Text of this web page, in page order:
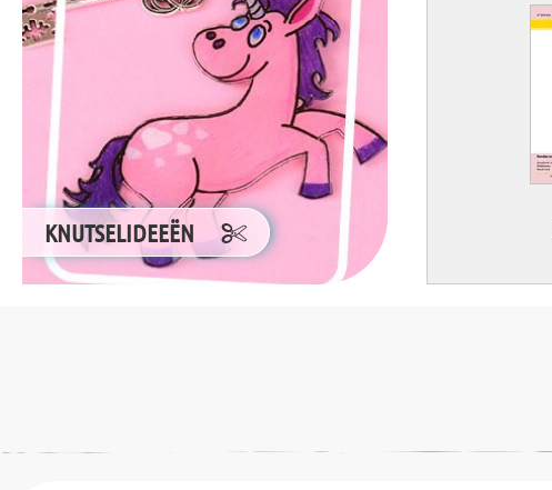
KNUTSELIDEEËN